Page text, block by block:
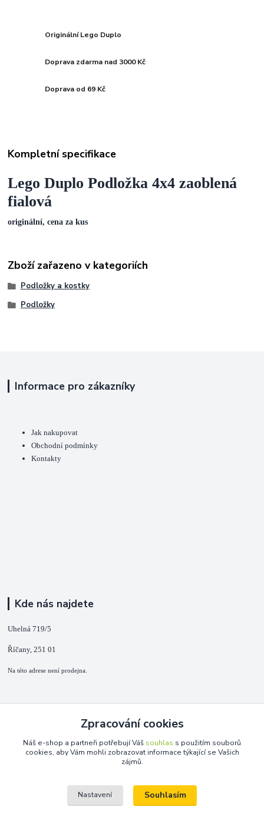
Originální Lego Duplo
Doprava zdarma nad 3000 Kč
Doprava od 69 Kč
Kompletní specifikace
Lego Duplo Podložka 4x4 zaoblená
fialová
originální, cena za kus
Zboží zařazeno v kategoriích
Podložky a kostky
Podložky
Informace pro zákazníky
Jak nakupovat
Obchodní podmínky
Kontakty
Kde nás najdete
Uhelná 719/5
Říčany, 251 01
Na této adrese není prodejna.
+420 725 889 873
(Po-Ne, 9-18 hod.)
Zpracování cookies
Náš e-shop a partneři potřebují Váš souhlas s použitím souborů
cookies, aby Vám mohli zobrazovat informace týkající se Vašich
zájmů.
Nastavení Souhlasím